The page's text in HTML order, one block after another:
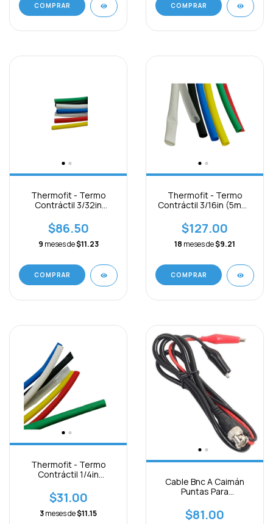
COMPRAR COMPRAR
Thermofit - Termo
Contráctil 3/32in
$86.50
9 meses de$11.23
Thermofit - Termo
Contráctil 3/16in (5mm)
$127.00
18 meses de$9.21
Thermofit - Termo
Contráctil 1/4in
Variados
$31.00
3meses de$11.15
Cable Bnc A Caimán
Puntas Para
$81.00